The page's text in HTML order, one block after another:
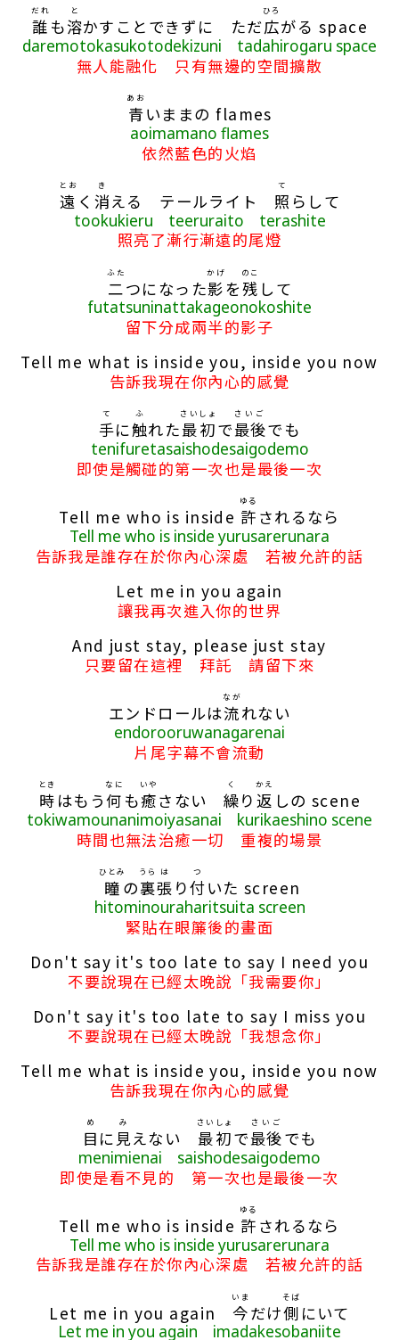
誰
だれ
も溶
と
かすことできずに ただ広
ひろ
がる space
daremotokasukotodekizuni tadahirogaru space
無人能融化 只有無邊的空間擴散
青
あお
いままの flames
aoimamano flames
依然藍色的火焰
遠
とお
く 消
き
える テールライト 照
て
らして
tookukieru teeruraito terashite
照亮了漸行漸遠的尾燈
二
ふた
つになった影
かげ
を残
のこ
して
futatsuninattakageonokoshite
留下分成兩半的影子
Tell me what is inside you, inside you now
告訴我現在你內心的感覺
手
て
に触
ふ
れた最初
さいしょ
で最後
さいご
でも
tenifuretasaishodesaigodemo
即使是觸碰的第一次也是最後一次
Tell me who is inside 許
ゆる
されるなら
Tell me who is inside yurusarerunara
告訴我是誰存在於你內心深處 若被允許的話
Let me in you again
讓我再次進入你的世界
And just stay, please just stay
只要留在這裡 拜託 請留下來
エンドロールは流
なが
れない
endorooruwanagarenai
片尾字幕不會流動
時
とき
はもう何
なに
も癒
いや
さない 繰
く
り 返
かえ
しの scene
tokiwamounanimoiyasanai kurikaeshino scene
時間也無法治癒一切 重複的場景
瞳
ひとみ
の裏
うら
張
は
り付
つ
いた screen
hitominouraharitsuita screen
緊貼在眼簾後的畫面
Don't say it's too late to say I need you
不要說現在已經太晚說「我需要你」
Don't say it's too late to say I miss you
不要說現在已經太晚說「我想念你」
Tell me what is inside you, inside you now
告訴我現在你內心的感覺
目
め
に 見
み
えない 最初
さいしょ
で最後
さいご
でも
menimienai saishodesaigodemo
即使是看不見的 第一次也是最後一次
Tell me who is inside 許
ゆる
されるなら
Tell me who is inside yurusarerunara
告訴我是誰存在於你內心深處 若被允許的話
Let me in you again 今
いま
だけ側
そば
にいて
Let me in you again imadakesobaniite